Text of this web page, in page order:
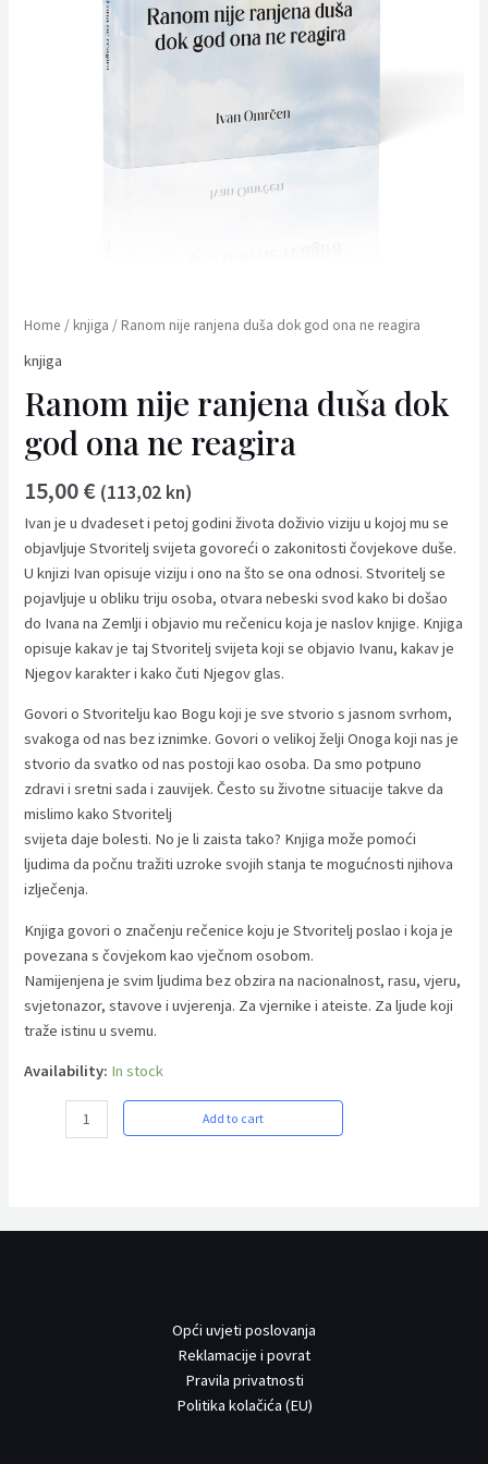
Home / knjiga / Ranom nije ranjena duša dok god ona ne reagira
knjiga
Ranom nije ranjena duša dok
god ona ne reagira
15,00€ (113,02 kn)
Ivan je u dvadeset i petoj godini života doživio viziju u kojoj mu se
objavljuje Stvoritelj svijeta govoreći o zakonitosti čovjekove duše.
U knjizi Ivan opisuje viziju i ono na što se ona odnosi. Stvoritelj se
pojavljuje u obliku triju osoba, otvara nebeski svod kako bi došao
do Ivana na Zemlji i objavio mu rečenicu koja je naslov knjige. Knjiga
opisuje kakav je taj Stvoritelj svijeta koji se objavio Ivanu, kakav je
Njegov karakter i kako čuti Njegov glas.
Govori o Stvoritelju kao Bogu koji je sve stvorio s jasnom svrhom,
svakoga od nas bez iznimke. Govori o velikoj želji Onoga koji nas je
stvorio da svatko od nas postoji kao osoba. Da smo potpuno
zdravi i sretni sada i zauvijek. Često su životne situacije takve da
mislimo kako Stvoritelj
svijeta daje bolesti. No je li zaista tako? Knjiga može pomoći
ljudima da počnu tražiti uzroke svojih stanja te mogućnosti njihova
izlječenja.
Knjiga govori o značenju rečenice koju je Stvoritelj poslao i koja je
povezana s čovjekom kao vječnom osobom.
Namijenjena je svim ljudima bez obzira na nacionalnost, rasu, vjeru,
svjetonazor, stavove i uvjerenja. Za vjernike i ateiste. Za ljude koji
traže istinu u svemu.
Availability: In stock
god
Add to cart
Opći uvjeti poslovanja
Reklamacije i povrat
Pravila privatnosti
Politika kolačića (EU)